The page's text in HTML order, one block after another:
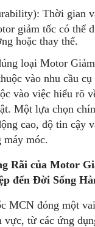
Thời gian
giảm tốc có thể
hoặc thay thế.
loại Motor
vào nhu cầu cụ
vào việc hiểu rõ
Một lựa chọn
cao, độ tin cậy
máy móc.
Rãi của Motor
đến Đời Sống
MCN đóng một
vực, từ các ứng